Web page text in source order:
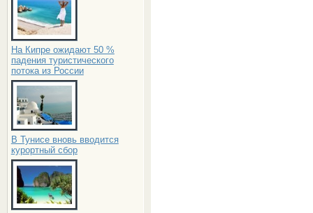
На Кипре ожидают 50 %
падения туристического
потока из России
В Тунисе вновь вводится
курортный сбор